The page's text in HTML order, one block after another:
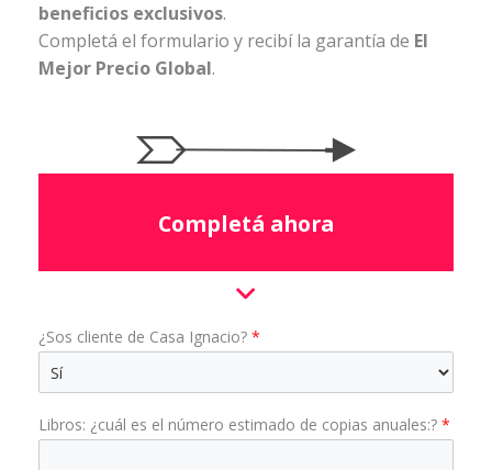
beneficios exclusivos.
Completá el formulario y recibí la garantía de El
Mejor Precio Global.
Completá ahora
¿Sos cliente de Casa Ignacio? *
Libros: ¿cuál es el número estimado de copias anuales:? *